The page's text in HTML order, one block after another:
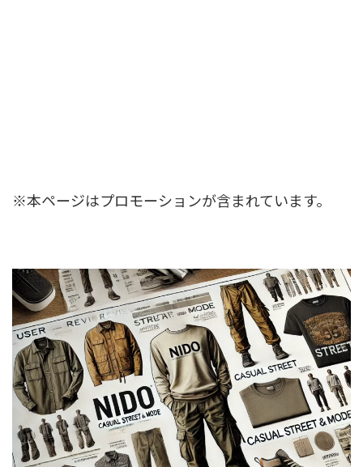
※本ページはプロモーションが含まれています。